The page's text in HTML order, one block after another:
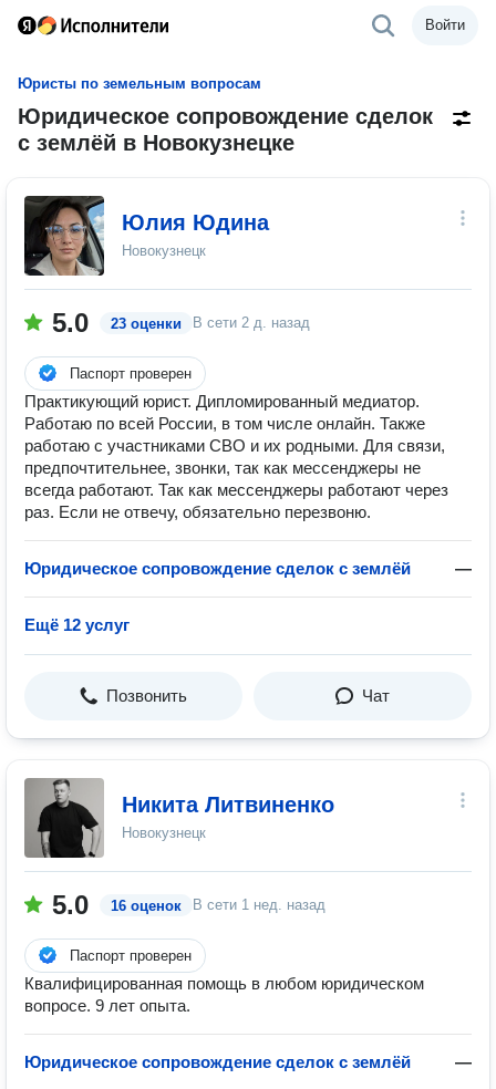
Войти
Юристы по земельным вопросам
Юридическое сопровождение сделок
с землёй в Новокузнецке
Юлия Юдина
Новокузнецк
5.0 23 оценки В сети 2 д. назад
Паспорт проверен
Практикующий юрист. Дипломированный медиатор.
Работаю по всей России, в том числе онлайн. Также
работаю с участниками СВО и их родными. Для связи,
предпочтительнее, звонки, так как мессенджеры не
всегда работают. Так как мессенджеры работают через
раз. Если не отвечу, обязательно перезвоню.
Юридическое сопровождение сделок с землёй —
Ещё 12 услуг
Позвонить Чат
Никита Литвиненко
Новокузнецк
5.0 16 оценок В сети 1 нед. назад
Паспорт проверен
Квалифицированная помощь в любом юридическом
вопросе. 9 лет опыта.
Юридическое сопровождение сделок с землёй —